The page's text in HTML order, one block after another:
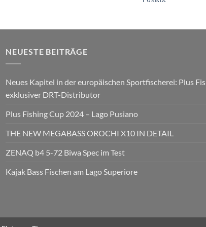
NEUESTE BEITRÄGE
Neues Kapitel in der europäischen Sportfischerei: Plus
exklusiver DRT-Distributor
Plus Fishing Cup 2024 – Lago Pusiano
THE NEW MEGABASS OROCHI X10 IN DETAIL
ZENAQ b4 5-72 Biwa Spec im Test
Kajak Bass Fischen am Lago Superiore